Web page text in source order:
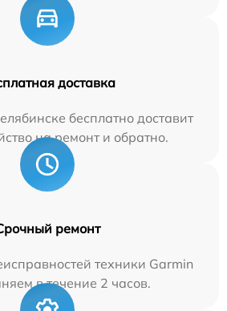
доставка
бесплатно доставит
на ремонт и обратно.
ремонт
техники Garmin
в течение 2 часов.